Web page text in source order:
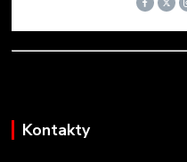
Kontakty